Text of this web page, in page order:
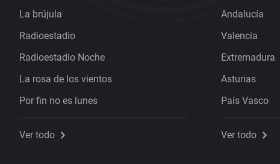
La brújula
Radioestadio
Radioestadio Noche
La rosa de los vientos
Por fin no es lunes
Ver todo
Andalucía
Valencia
Extremadura
Asturias
País Vasco
Ver todo